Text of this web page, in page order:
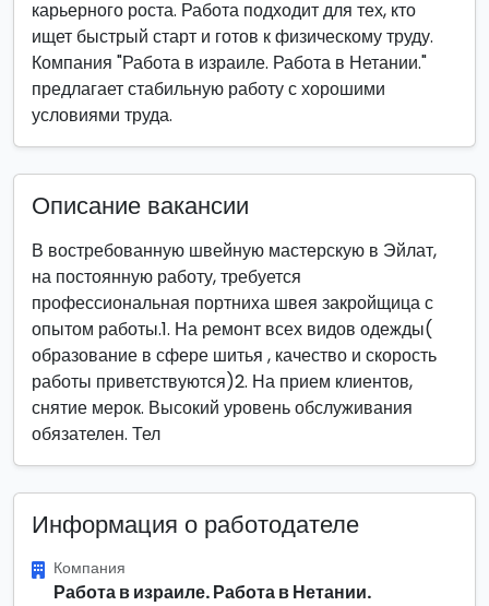
карьерного роста. Работа подходит для тех, кто
ищет быстрый старт и готов к физическому труду.
Компания "Работа в израиле. Работа в Нетании."
предлагает стабильную работу с хорошими
условиями труда.
Описание вакансии
В востребованную швейную мастерскую в Эйлат,
на постоянную работу, требуется
профессиональная портниха швея закройщица с
опытом работы.1. На ремонт всех видов одежды(
образование в сфере шитья , качество и скорость
работы приветствуются)2. На прием клиентов,
снятие мерок. Высокий уровень обслуживания
обязателен. Тел
Информация о работодателе
Компания
Работа в израиле. Работа в Нетании.